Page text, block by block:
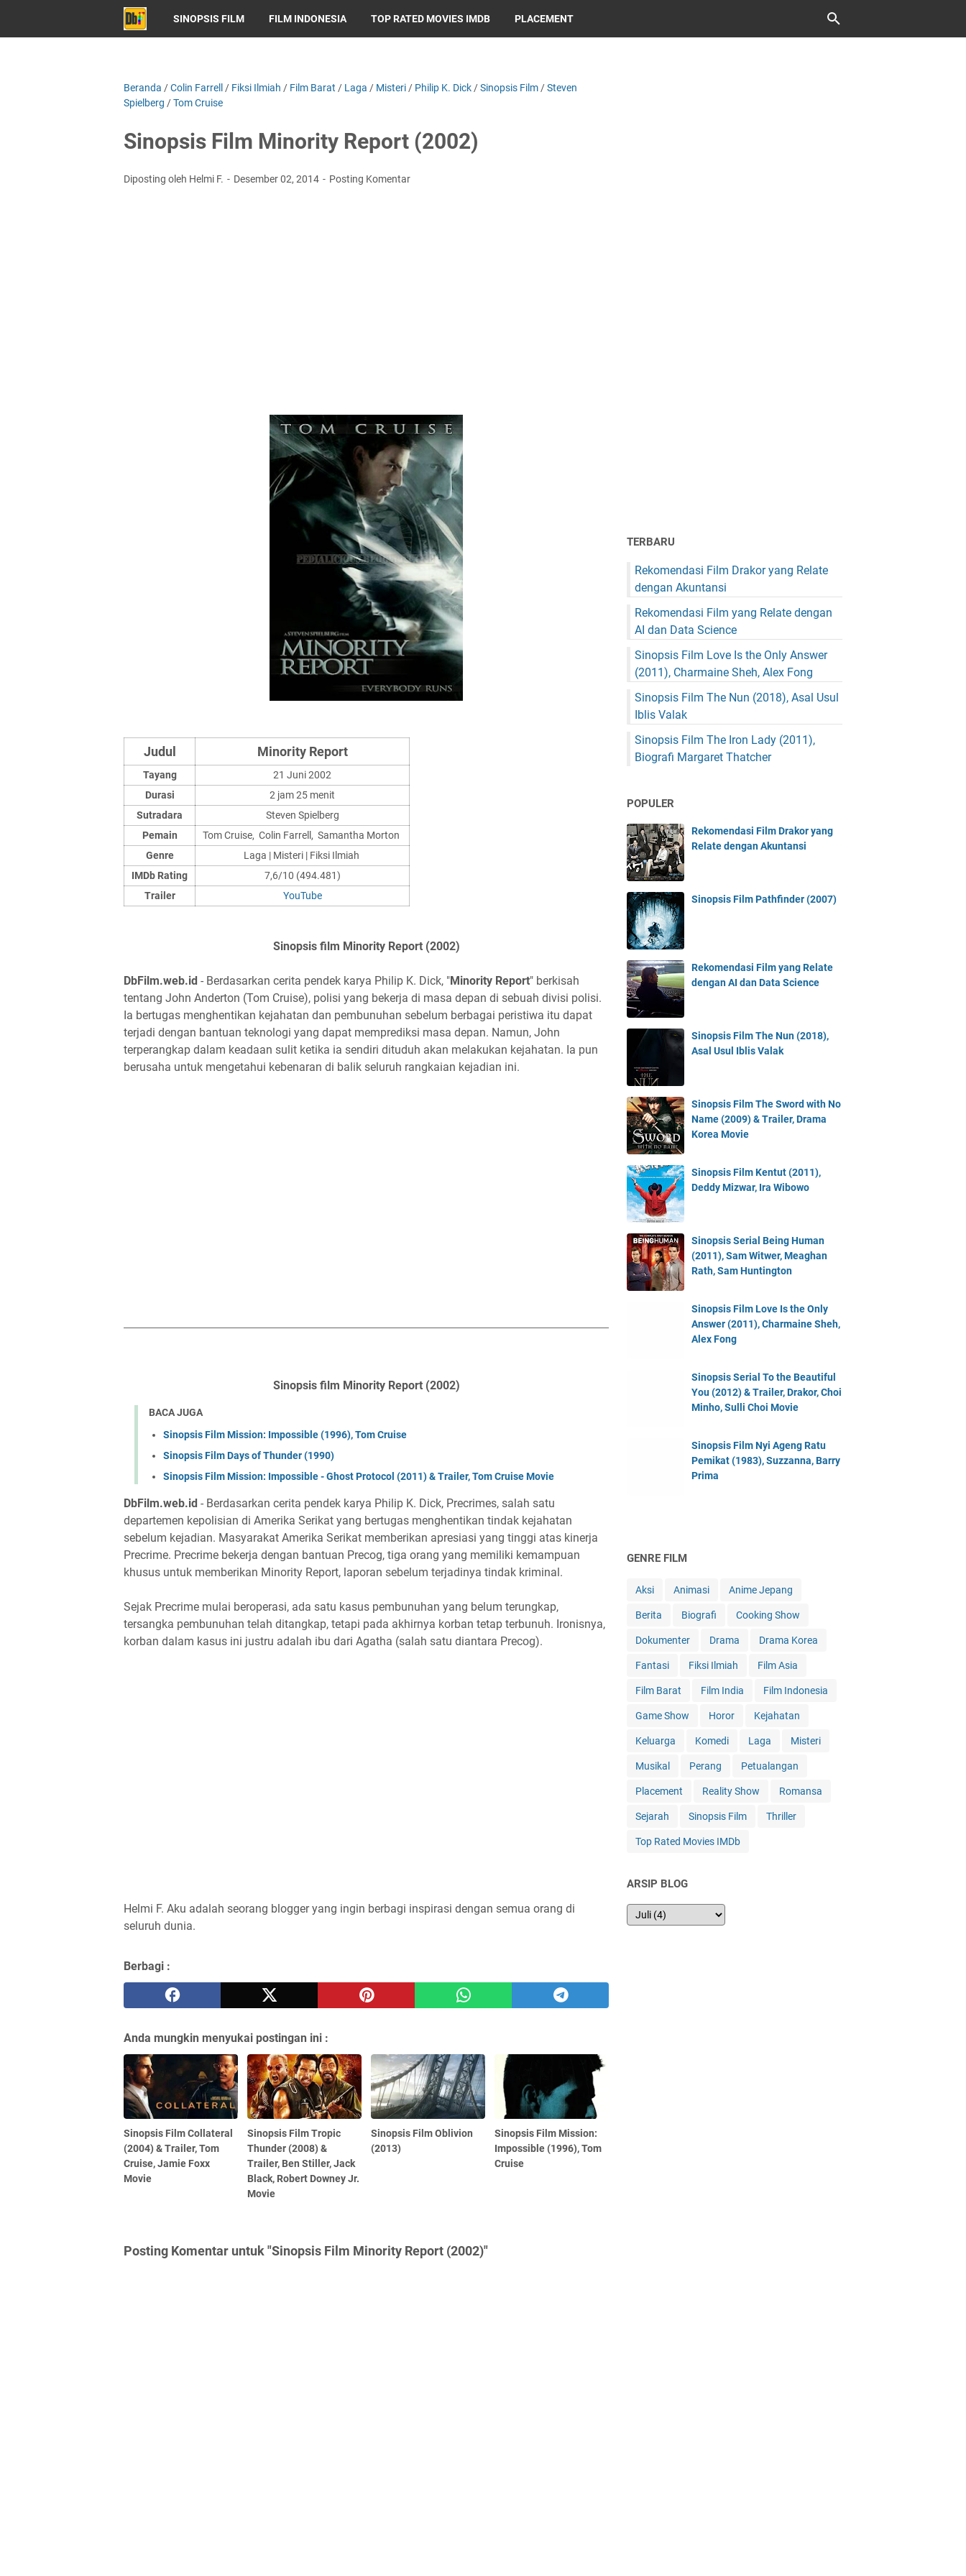
SINOPSIS FILM FILM INDONESIA TOP RATED MOVIES IMDB PLACEMENT
Beranda /Colin Farrell / Fiksi Ilmiah / Film Barat / Laga / Misteri / Philip K. Dick /Sinopsis Film /Steven
Spielberg /Tom Cruise
Sinopsis Film Minority Report (2002)
Diposting oleh Helmi F. Desember 02, 2014 Posting Komentar
Judul Minority Report
Tayang
21 Juni 2002
Durasi
2 jam 25 menit
Sutradara
Steven Spielberg
Pemain
Tom Cruise, Colin Farrell, Samantha Morton
Genre
Laga | Misteri | Fiksi Ilmiah
IMDb Rating
7,6/10 (494.481)
Trailer
YouTube
Sinopsis film Minority Report (2002)
DbFilm.web.id - Berdasarkan cerita pendek karya Philip K. Dick, "Minority Report" berkisah
tentang John Anderton (Tom Cruise), polisi yang bekerja di masa depan di sebuah divisi polisi.
Ia bertugas menghentikan kejahatan dan pembunuhan sebelum berbagai peristiwa itu dapat
terjadi dengan bantuan teknologi yang dapat memprediksi masa depan. Namun, John
terperangkap dalam keadaan sulit ketika ia sendiri dituduh akan melakukan kejahatan. Ia pun
berusaha untuk mengetahui kebenaran di balik seluruh rangkaian kejadian ini.
Sinopsis film Minority Report (2002)
BACA JUGA
Sinopsis Film Mission: Impossible (1996), Tom Cruise
Sinopsis Film Days of Thunder (1990)
Sinopsis Film Mission: Impossible - Ghost Protocol (2011) & Trailer, Tom Cruise Movie
DbFilm.web.id - Berdasarkan cerita pendek karya Philip K. Dick, Precrimes, salah satu
departemen kepolisian di Amerika Serikat yang bertugas menghentikan tindak kejahatan
sebelum kejadian. Masyarakat Amerika Serikat memberikan apresiasi yang tinggi atas kinerja
Precrime. Precrime bekerja dengan bantuan Precog, tiga orang yang memiliki kemampuan
khusus untuk memberikan Minority Report, laporan sebelum terjadinya tindak kriminal.
Sejak Precrime mulai beroperasi, ada satu kasus pembunuhan yang belum terungkap,
tersangka pembunuhan telah ditangkap, tetapi pada akhirnya korban tetap terbunuh. Ironisnya,
korban dalam kasus ini justru adalah ibu dari Agatha (salah satu diantara Precog).
Helmi F. Aku adalah seorang blogger yang ingin berbagi inspirasi dengan semua orang di
seluruh dunia.
Berbagi :
Anda mungkin menyukai postingan ini :
Sinopsis Film Collateral
(2004) & Trailer, Tom
Cruise, Jamie Foxx
Movie
Sinopsis Film Tropic
Thunder (2008) &
Trailer, Ben Stiller, Jack
Black, Robert Downey Jr.
Movie
Sinopsis Film Oblivion
(2013)
Sinopsis Film Mission:
Impossible (1996), Tom
Cruise
Posting Komentar untuk "Sinopsis Film Minority Report (2002)"
TERBARU
Rekomendasi Film Drakor yang Relate
dengan Akuntansi
Rekomendasi Film yang Relate dengan
AI dan Data Science
Sinopsis Film Love Is the Only Answer
(2011), Charmaine Sheh, Alex Fong
Sinopsis Film The Nun (2018), Asal Usul
Iblis Valak
Sinopsis Film The Iron Lady (2011),
Biografi Margaret Thatcher
POPULER
Rekomendasi Film Drakor yang
Relate dengan Akuntansi
Sinopsis Film Pathfinder (2007)
Rekomendasi Film yang Relate
dengan AI dan Data Science
Sinopsis Film The Nun (2018),
Asal Usul Iblis Valak
Sinopsis Film The Sword with No
Name (2009) & Trailer, Drama
Korea Movie
Sinopsis Film Kentut (2011),
Deddy Mizwar, Ira Wibowo
Sinopsis Serial Being Human
(2011), Sam Witwer, Meaghan
Rath, Sam Huntington
Sinopsis Film Love Is the Only
Answer (2011), Charmaine Sheh,
Alex Fong
Sinopsis Serial To the Beautiful
You (2012) & Trailer, Drakor, Choi
Minho, Sulli Choi Movie
Sinopsis Film Nyi Ageng Ratu
Pemikat (1983), Suzzanna, Barry
Prima
GENRE FILM
Aksi Animasi Anime Jepang
Berita Biografi Cooking Show
Dokumenter Drama Drama Korea
Fantasi Fiksi Ilmiah Film Asia
Film Barat Film India Film Indonesia
Game Show Horor Kejahatan
Keluarga Komedi Laga Misteri
Musikal Perang Petualangan
Placement Reality Show Romansa
Sejarah Sinopsis Film Thriller
Top Rated Movies IMDb
ARSIP BLOG